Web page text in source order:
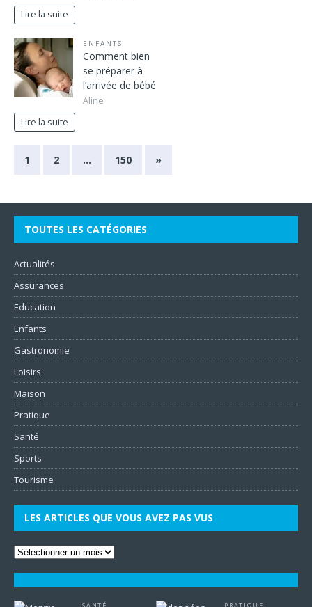
Lire la suite
ENFANTS
Comment bien
se préparer à
l’arrivée de bébé
Aline
Lire la suite
1 2 … 150 »
TOUTES LES CATÉGORIES
Actualités
Assurances
Education
Enfants
Gastronomie
Loisirs
Maison
Pratique
Santé
Sports
Tourisme
LES ARTICLES QUE VOUS AVEZ PAS VUS